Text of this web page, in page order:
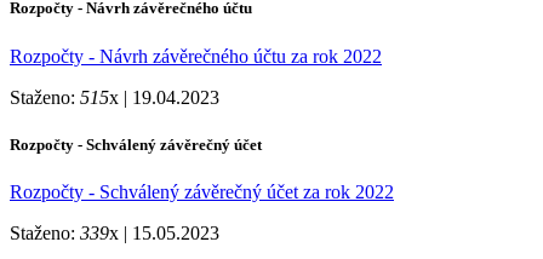
Rozpočty - Návrh závěrečného účtu
Rozpočty - Návrh závěrečného účtu za rok 2022
Staženo: 515x | 19.04.2023
Rozpočty - Schválený závěrečný účet
Rozpočty - Schválený závěrečný účet za rok 2022
Staženo: 339x | 15.05.2023